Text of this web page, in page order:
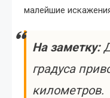
малейшие
На заметку:
градуса
километров.